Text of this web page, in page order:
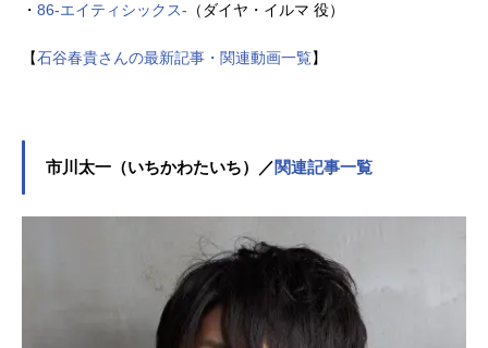
・ 86-エイティシックス- （ダイヤ・イルマ 役）
【石谷春貴さんの最新記事・関連動画一覧】
市川太一（いちかわたいち）／関連記事一覧